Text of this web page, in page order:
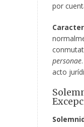
por
personae
acto